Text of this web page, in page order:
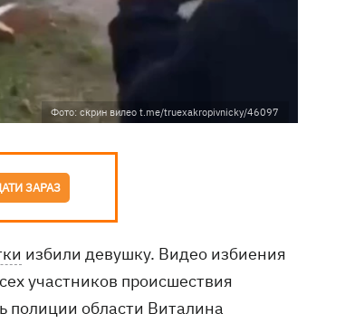
Фото: скрин вилео t.me/truexakropivnicky/46097
ЗАРАЗ
избили девушку. Видео избиения
участников происшествия
полиции области Виталина